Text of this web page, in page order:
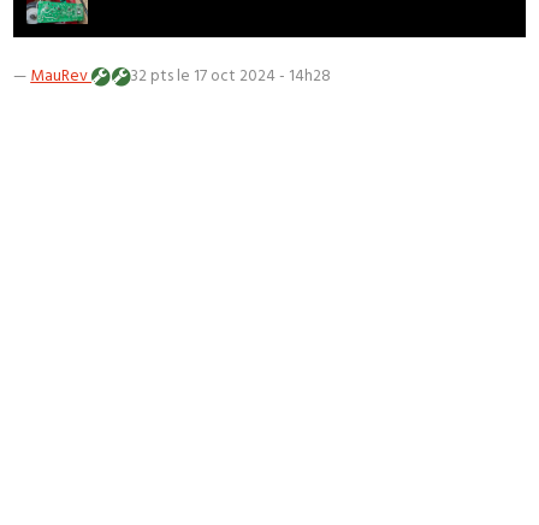
—MauRev 32 ptsle 17 oct 2024 - 14h28